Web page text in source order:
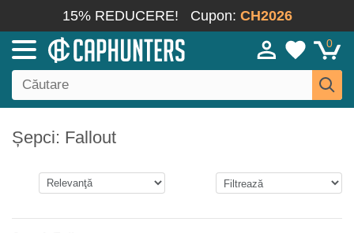
15% REDUCERE! Cupon: CH2026
0
Șepci: Fallout